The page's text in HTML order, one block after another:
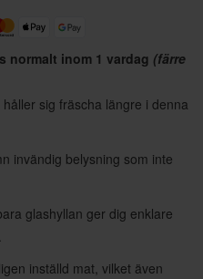
normalt inom 1 vardag (färre
sig fräscha längre i denna
invändig belysning som inte
glashyllan ger dig enklare
inställd mat, vilket även